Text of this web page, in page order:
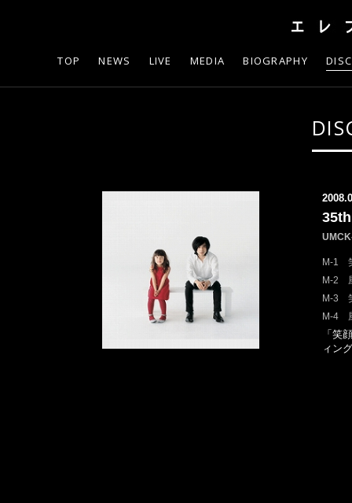
TOP NEWS LIVE MEDIA BIOGRAPHY
M-1
M-2
M-3
M-4
「笑
ィン